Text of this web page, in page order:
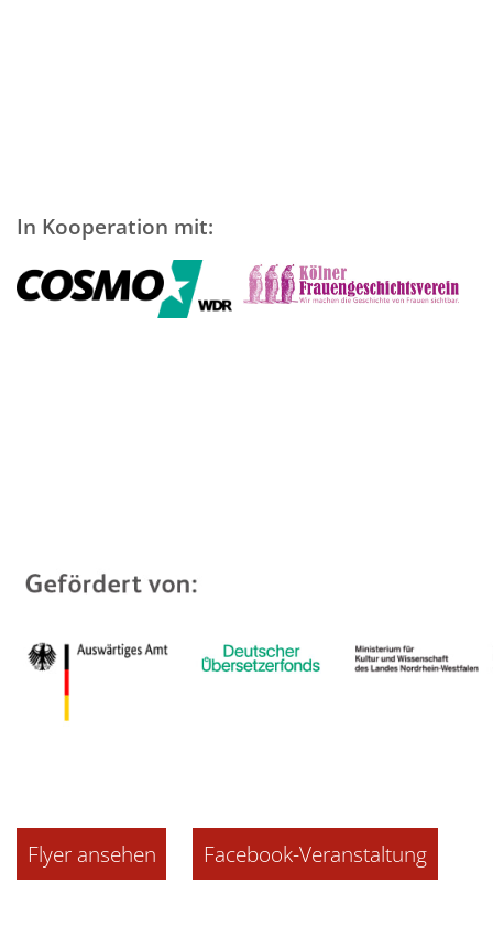
In Kooperation mit:
Flyer ansehen Facebook-Veranstaltung